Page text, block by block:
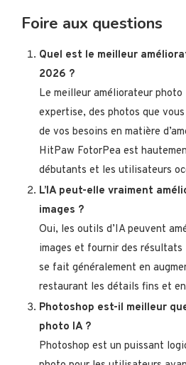
Foire aux questions
Quel est le meilleur
2026 ?
Le meilleur améliorateur photo
expertise, des photos que
de vos besoins en matière
HitPaw FotorPea est
débutants et les utilisateurs
L’IA peut-elle vraiment
images ?
Oui, les outils d’IA peuvent
images et fournir des résultats
se fait généralement en
restaurant les détails fins et
Photoshop est-il meilleur
photo IA ?
Photoshop est un puissant